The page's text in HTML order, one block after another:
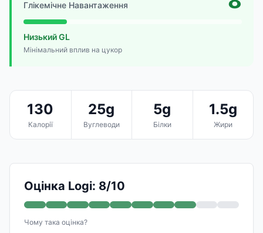
Глікемічне Навантаження
Низький GL
Мінімальний вплив на цукор
130
Калорії
25g
Вуглеводи
5g
Білки
1.5g
Жири
Оцінка Logi: 8/10
Чому така оцінка?